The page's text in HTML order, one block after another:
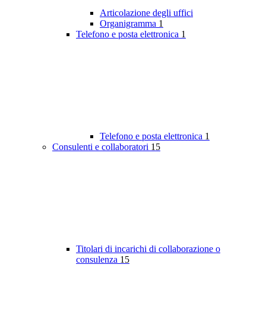
Articolazione degli uffici
Organigramma 1
Telefono e posta elettronica 1
Telefono e posta elettronica 1
Consulenti e collaboratori 15
Titolari di incarichi di collaborazione o
consulenza 15